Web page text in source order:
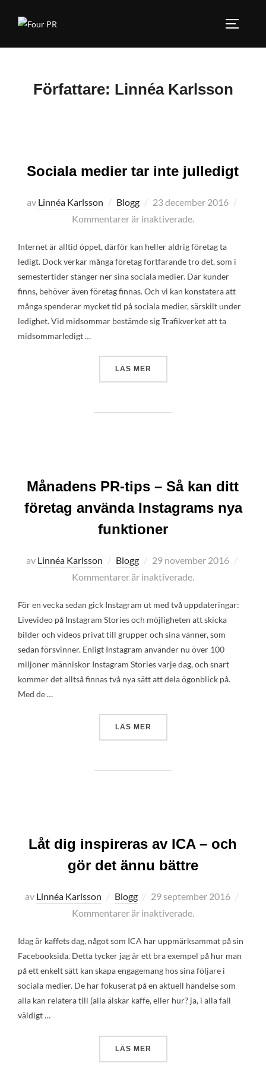
Författare: Linnéa Karlsson
Sociala medier tar inte julledigt
av Linnéa Karlsson Blogg
Publicerat
den
23 december 2016
Kommentarer är inaktiverade.
Internet är alltid öppet, därför kan heller aldrig företag ta
ledigt. Dock verkar många företag fortfarande tro det, som i
semestertider stänger ner sina sociala medier. Där kunder
finns, behöver även företag finnas. Och vi kan konstatera att
många spenderar mycket tid på sociala medier, särskilt under
ledighet. Vid midsommar bestämde sig Trafikverket att ta
midsommarledigt …
LÄS MER
Månadens PR-tips – Så kan ditt
företag använda Instagrams nya
funktioner
av Linnéa Karlsson Blogg
Publicerat
den
29 november 2016
Kommentarer är inaktiverade.
För en vecka sedan gick Instagram ut med två uppdateringar:
Livevideo på Instagram Stories och möjligheten att skicka
bilder och videos privat till grupper och sina vänner, som
sedan försvinner. Enligt Instagram använder nu över 100
miljoner människor Instagram Stories varje dag, och snart
kommer det alltså finnas två nya sätt att dela ögonblick på.
Med de …
LÄS MER
Låt dig inspireras av ICA – och
gör det ännu bättre
av Linnéa Karlsson Blogg
Publicerat
den
29 september 2016
Kommentarer är inaktiverade.
Idag är kaffets dag, något som ICA har uppmärksammat på sin
Facebooksida. Detta tycker jag är ett bra exempel på hur man
på ett enkelt sätt kan skapa engagemang hos sina följare i
sociala medier. De har fokuserat på en aktuell händelse som
alla kan relatera till (alla älskar kaffe, eller hur? ja, i alla fall
väldigt …
LÄS MER